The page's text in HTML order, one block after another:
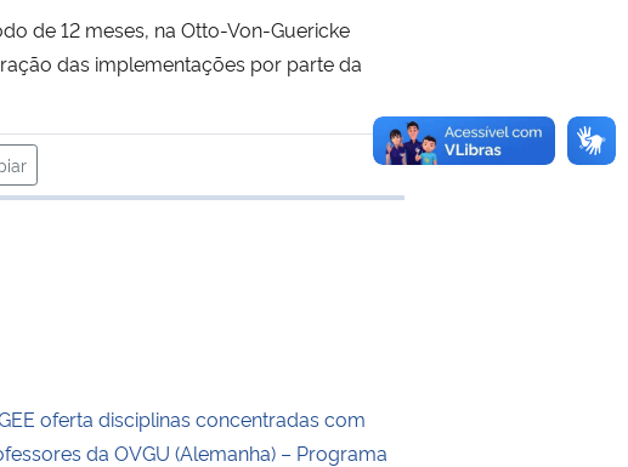
de 12 meses, na Otto-Von-Guericke
das implementações por parte da
área de transferência
oferta disciplinas concentradas com
da OVGU (Alemanha) – Programa